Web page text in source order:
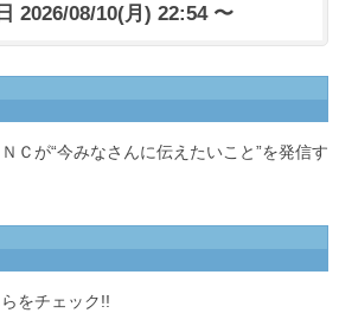
2026/08/10(月) 22:54 〜
Ｃが“今みなさんに伝えたいこと”を発信す
をチェック!!